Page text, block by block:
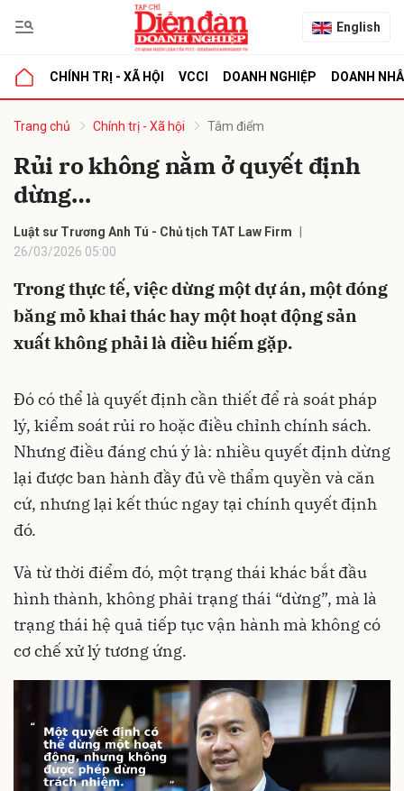
English
CHÍNH TRỊ - XÃ HỘI VCCI DOANH NGHIỆP DOANH
Trang chủ Chính trị - Xã hội Tâm điểm
Rủi ro không nằm ở quyết định
dừng…
Luật sư Trương Anh Tú - Chủ tịch TAT Law Firm
26/03/2026 05:00
Trong thực tế, việc dừng một dự án, một đóng
băng mỏ khai thác hay một hoạt động sản
xuất không phải là điều hiếm gặp.
Đó có thể là quyết định cần thiết để rà soát pháp
lý, kiểm soát rủi ro hoặc điều chỉnh chính sách.
Nhưng điều đáng chú ý là: nhiều quyết định dừng
lại được ban hành đầy đủ về thẩm quyền và căn
cứ, nhưng lại kết thúc ngay tại chính quyết định
đó.
Và từ thời điểm đó, một trạng thái khác bắt đầu
hình thành, không phải trạng thái “dừng”, mà là
trạng thái hệ quả tiếp tục vận hành mà không có
cơ chế xử lý tương ứng.
luận
Hủy